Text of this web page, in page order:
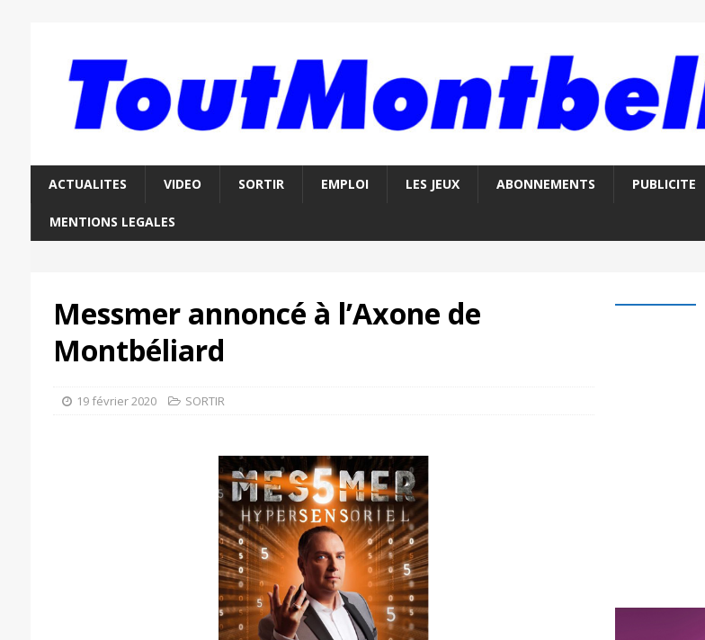
ACTUALITES VIDEO SORTIR EMPLOI LES JEUX ABONNEMENTS PUBLICITE
MENTIONS LEGALES
Messmer annoncé à l’Axone de
Montbéliard
19 février 2020 SORTIR